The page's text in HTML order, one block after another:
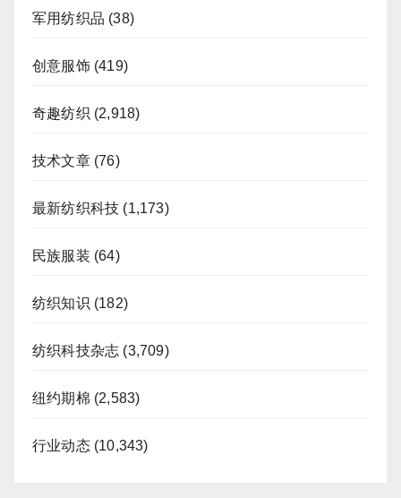
军用纺织品 (38)
创意服饰(419)
奇趣纺织 (2,918)
技术文章(76)
最新纺织科技 (1,173)
民族服装 (64)
纺织知识 (182)
纺织科技杂志 (3,709)
纽约期棉 (2,583)
行业动态(10,343)